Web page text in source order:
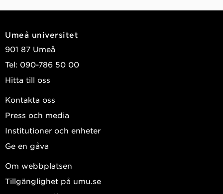
Umeå universitet
901 87 Umeå
Tel: 090-786 50 00
Hitta till oss
Kontakta oss
Press och media
Institutioner och enheter
Ge en gåva
Om webbplatsen
Tillgänglighet på umu.se